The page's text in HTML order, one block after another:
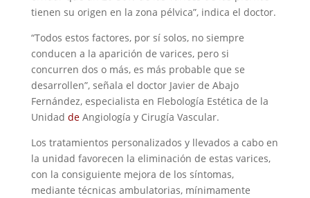
tienen su origen en la zona pélvica”, indica el doctor.
“Todos estos factores, por sí solos, no siempre
conducen a la aparición de varices, pero si
concurren dos o más, es más probable que se
desarrollen”, señala el doctor Javier de Abajo
Fernández, especialista en Flebología Estética de la
Unidad de Angiología y Cirugía Vascular.
Los tratamientos personalizados y llevados a cabo en
la unidad favorecen la eliminación de estas varices,
con la consiguiente mejora de los síntomas,
mediante técnicas ambulatorias, mínimamente